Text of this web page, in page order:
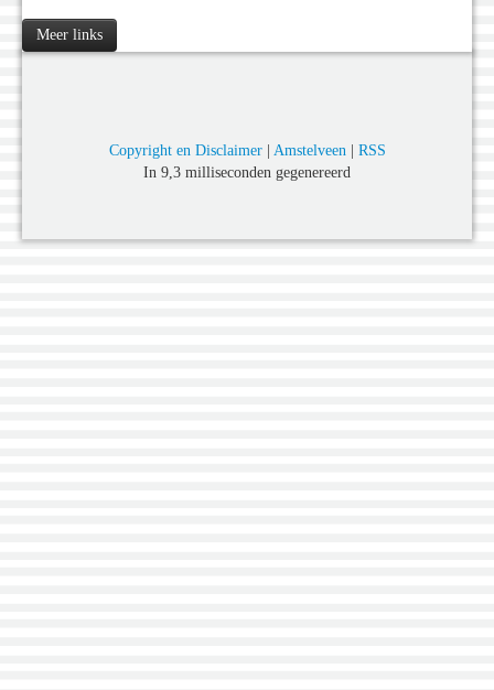
Meer links
Copyright en Disclaimer| Amstelveen| RSS
In 9,3 milliseconden gegenereerd